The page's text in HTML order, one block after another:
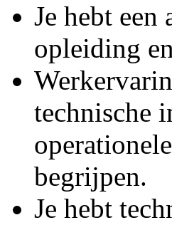
Je hebt
opleiding
technische
begrijpen.
Je hebt